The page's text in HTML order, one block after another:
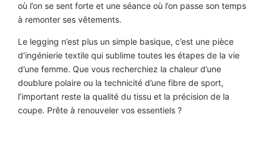
où l’on se sent forte et une séance où l’on passe son temps
à remonter ses vêtements.
Le legging n’est plus un simple basique, c’est une pièce
d’ingénierie textile qui sublime toutes les étapes de la vie
d’une femme. Que vous recherchiez la chaleur d’une
doublure polaire ou la technicité d’une fibre de sport,
l’important reste la qualité du tissu et la précision de la
coupe. Prête à renouveler vos essentiels ?